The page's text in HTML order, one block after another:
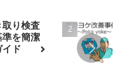
取り検査
準を簡潔
イド